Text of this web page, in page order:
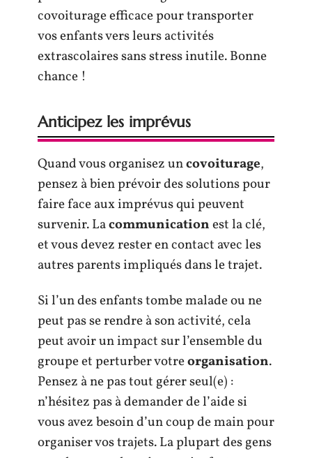
covoiturage efficace pour transporter
vos enfants vers leurs activités
extrascolaires sans stress inutile. Bonne
chance !
Anticipez les imprévus
Quand vous organisez uncovoiturage,
pensez à bien prévoir des solutions pour
faire face aux imprévus qui peuvent
survenir. Lacommunicationest la clé,
et vous devez rester en contact avec les
autres parents impliqués dans le trajet.
Si l’un des enfants tombe malade ou ne
peut pas se rendre à son activité, cela
peut avoir un impact sur l’ensemble du
groupe et perturber votreorganisation.
Pensez à ne pas tout gérer seul(e) :
n’hésitez pas à demander de l’aide si
vous avez besoin d’un coup de main pour
organiser vos trajets. La plupart des gens